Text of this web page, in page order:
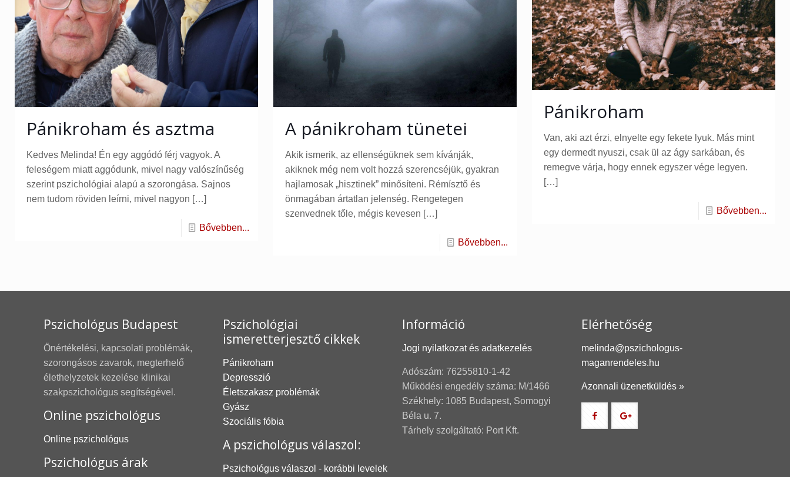
Pánikroham és asztma
Kedves Melinda! Én egy aggódó férj vagyok. A
feleségem miatt aggódunk, mivel nagy valószínűség
szerint pszichológiai alapú a szorongása. Sajnos
nem tudom röviden leírni, mivel nagyon […]
Bővebben...
A pánikroham tünetei
Akik ismerik, az ellenségüknek sem kívánják,
akiknek még nem volt hozzá szerencséjük, gyakran
hajlamosak „hisztinek” minősíteni. Rémísztő és
önmagában ártatlan jelenség. Rengetegen
szenvednek tőle, mégis kevesen […]
Bővebben...
Pánikroham
Van, aki azt érzi, elnyelte egy fekete lyuk. Más mint
egy dermedt nyuszi, csak ül az ágy sarkában, és
remegve várja, hogy ennek egyszer vége legyen.
[…]
Bővebben...
Pszichológus Budapest
Önértékelési, kapcsolati problémák,
szorongásos zavarok, megterhelő
élethelyzetek kezelése klinikai
szakpszichológus segítségével.
Online pszichológus
Online pszichológus
Pszichológus árak
Pszichológiai
ismeretterjesztő cikkek
Pánikroham
Depresszió
Életszakasz problémák
Gyász
Szociális fóbia
A pszichológus válaszol:
Pszichológus válaszol - korábbi levelek
Információ
Jogi nyilatkozat és adatkezelés
Adószám: 76255810-1-42
Működési engedély száma: M/1466
Székhely: 1085 Budapest, Somogyi
Béla u. 7.
Tárhely szolgáltató: Port Kft.
Elérhetőség
melinda@pszichologus-
maganrendeles.hu
Azonnali üzenetküldés »